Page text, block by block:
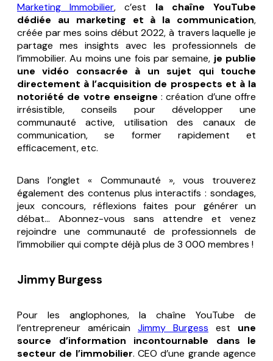
Marketing Immobilier, c’est la chaîne YouTube
dédiée au marketing et à la communication,
créée par mes soins début 2022, à travers laquelle je
partage mes insights avec les professionnels de
l’immobilier. Au moins une fois par semaine, je publie
une vidéo consacrée à un sujet qui touche
directement à l’acquisition de prospects et à la
notoriété de votre enseigne : création d’une offre
irrésistible, conseils pour développer une
communauté active, utilisation des canaux de
communication, se former rapidement et
efficacement, etc.
Dans l’onglet « Communauté », vous trouverez
également des contenus plus interactifs : sondages,
jeux concours, réflexions faites pour générer un
débat… Abonnez-vous sans attendre et venez
rejoindre une communauté de professionnels de
l’immobilier qui compte déjà plus de 3 000 membres !
Jimmy Burgess
Pour les anglophones, la chaîne YouTube de
l’entrepreneur américain Jimmy Burgess est une
source d’information incontournable dans le
secteur de l’immobilier. CEO d’une grande agence